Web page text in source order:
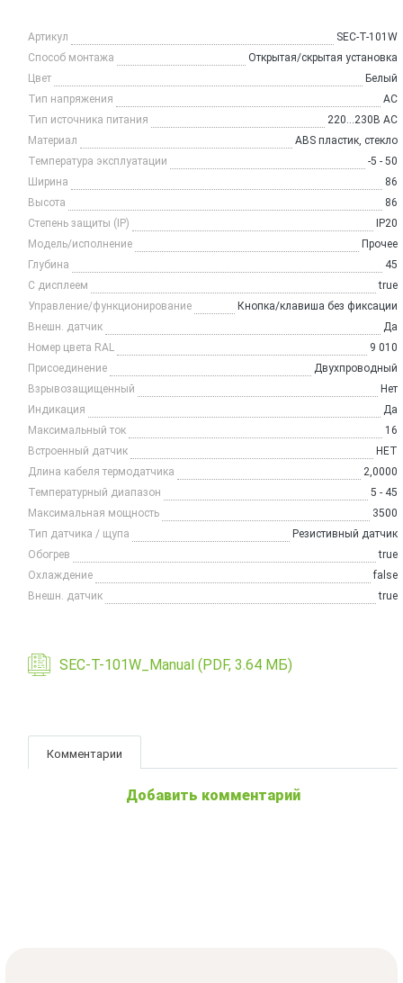
Артикул
SEC-T-101W
Способ монтажа
Открытая/скрытая установка
Цвет
Белый
Тип напряжения
AC
Тип источника питания
220...230В AC
Материал
ABS пластик, стекло
Температура эксплуатации
-5 - 50
Ширина
86
Высота
86
Степень защиты (IP)
IP20
Модель/исполнение
Прочее
Глубина
45
С дисплеем
true
Управление/функционирование
Кнопка/клавиша без фиксации
Внешн. датчик
Да
Номер цвета RAL
9 010
Присоединение
Двухпроводный
Взрывозащищенный
Нет
Индикация
Да
Максимальный ток
16
Встроенный датчик
НЕТ
Длина кабеля термодатчика
2,0000
Температурный диапазон
5 - 45
Максимальная мощность
3500
Тип датчика / щупа
Резистивный датчик
Обогрев
true
Охлаждение
false
Внешн. датчик
true
SEC-T-101W_Manual (PDF, 3.64 МБ)
Комментарии
Добавить комментарий